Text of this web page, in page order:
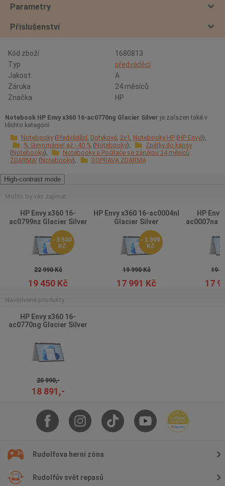
Parametry
Příslušenství
Kód zboží
1680813
Typ
předváděcí
Jakost:
A
Záruka
24 měsíců
Značka
HP
Notebook HP Envy x360 16-ac0770ng Glacier Silver je zařazen také v
těchto kategorií:
Notebooky Předváděcí Dotykové 2v1 Notebooky HP HP Envy
% Slevománie! až - 40 % Notebooky
Zpátky do kapsy
Notebooky
Notebooky a Počítače se zárukou 24 měsíců
ZDARMA! Notebooky DOPRAVA ZDARMA
High-contrast mode
Mohlo by vás zajímat
HP Envy x360 16-
ac0799nz Glacier Silver
- 3 540
Kč
22 990 Kč
19 450 Kč
HP Envy x360 16-ac0004nl
Glacier Silver
- 1 999
Kč
19 990 Kč
17 991 Kč
HP
ac0007na
19
17
Navštívené produkty
HP Envy x360 16-
ac0770ng Glacier Silver
20 990,-
18 891,-
Rudolfova herní zóna
Rudolfův svět repasů